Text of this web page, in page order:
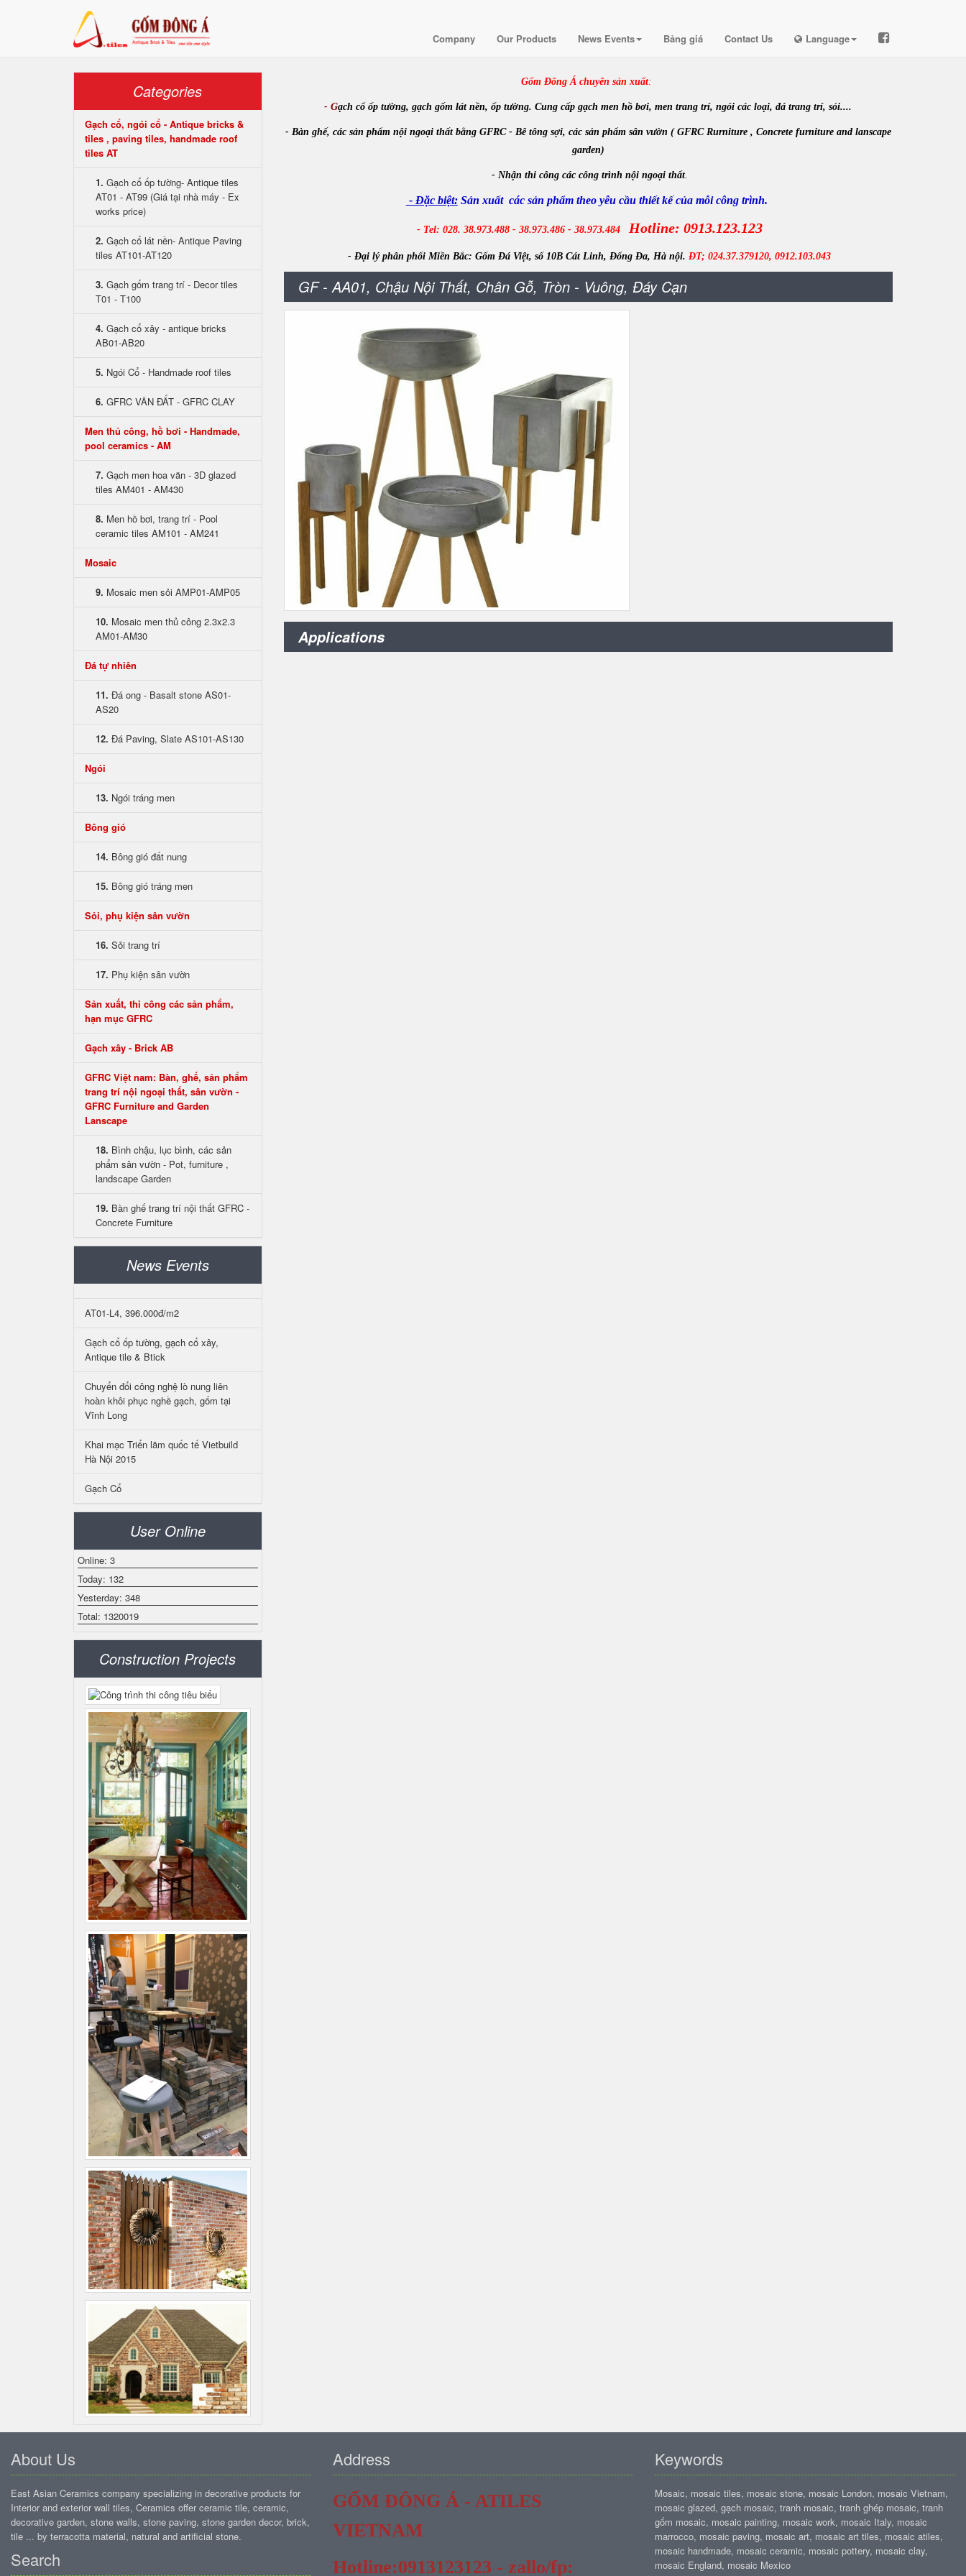
Company Our Products News Events Bảng giá Contact Us Language
Categories
Gạch cổ, ngói cổ - Antique bricks &
tiles , paving tiles, handmade roof
tiles AT
1. Gạch cổ ốp tường- Antique tiles
AT01 - AT99 (Giá tại nhà máy - Ex
works price)
2. Gạch cổ lát nền- Antique Paving
tiles AT101-AT120
3. Gạch gốm trang trí - Decor tiles
T01 - T100
4. Gạch cổ xây - antique bricks
AB01-AB20
5. Ngói Cổ - Handmade roof tiles
6. GFRC VÂN ĐẤT - GFRC CLAY
Men thủ công, hồ bơi - Handmade,
pool ceramics - AM
7. Gạch men hoa văn - 3D glazed
tiles AM401 - AM430
8. Men hồ bơi, trang trí - Pool
ceramic tiles AM101 - AM241
Mosaic
9. Mosaic men sỏi AMP01-AMP05
10. Mosaic men thủ công 2.3x2.3
AM01-AM30
Đá tự nhiên
11. Đá ong - Basalt stone AS01-
AS20
12. Đá Paving, Slate AS101-AS130
Ngói
13. Ngói tráng men
Bông gió
14. Bông gió đất nung
15. Bông gió tráng men
Sỏi, phụ kiện sân vườn
16. Sỏi trang trí
17. Phụ kiện sân vườn
Sản xuất, thi công các sản phẩm,
hạn mục GFRC
Gạch xây - Brick AB
GFRC Việt nam: Bàn, ghế, sản phẩm
trang trí nội ngoại thất, sân vườn -
GFRC Furniture and Garden
Lanscape
18. Bình chậu, lục bình, các sản
phẩm sân vườn - Pot, furniture ,
landscape Garden
19. Bàn ghế trang trí nội thất GFRC -
Concrete Furniture
News Events
AT01-L4, 396.000đ/m2
Gạch cổ ốp tường, gạch cổ xây,
Antique tile & Btick
Chuyển đổi công nghệ lò nung liên
hoàn khôi phục nghề gạch, gốm tại
Vĩnh Long
Khai mạc Triển lãm quốc tế Vietbuild
Hà Nội 2015
Gạch Cổ
User Online
Online: 3
Today: 132
Yesterday: 348
Total: 1320019
Construction Projects
Gốm Đông Á chuyên sản xuất:
- Gạch cổ ốp tường, gạch gốm lát nền, ốp tường. Cung cấp gạch men hồ bơi, men trang trí, ngói các loại, đá trang trí, sỏi....
- Bàn ghế, các sản phẩm nội ngoại thất bằng GFRC - Bê tông sợi, các sản phẩm sân vườn ( GFRC Rurniture , Concrete furniture and lanscape
garden)
- Nhận thi công các công trình nội ngoại thất.
- Đặc biệt: Sản xuất các sản phẩm theo yêu cầu thiết kế của mỗi công trình.
- Tel: 028. 38.973.488 - 38.973.486 - 38.973.484 Hotline: 0913.123.123
- Đại lý phân phối Miền Bắc: Gốm Đá Việt, số 10B Cát Linh, Đống Đa, Hà nội.ĐT; 024.37.379120, 0912.103.043
GF - AA01, Chậu Nội Thất, Chân Gỗ, Tròn - Vuông, Đáy Cạn
Applications
About Us
East Asian Ceramics company specializing in decorative products for
Interior and exterior wall tiles, Ceramics offer ceramic tile, ceramic,
decorative garden, stone walls, stone paving, stone garden decor, brick,
tile ... by terracotta material, natural and artificial stone.
Search
Address
GỐM ĐÔNG Á - ATILES
VIETNAM
Hotline:0913123123 - zallo/fp:
Keywords
Mosaic, mosaic tiles, mosaic stone, mosaic London, mosaic Vietnam,
mosaic glazed, gạch mosaic, tranh mosaic, tranh ghép mosaic, tranh
gốm mosaic, mosaic painting, mosaic work, mosaic Italy, mosaic
marrocco, mosaic paving, mosaic art, mosaic art tiles, mosaic atiles,
mosaic handmade, mosaic ceramic, mosaic pottery, mosaic clay,
mosaic England, mosaic Mexico